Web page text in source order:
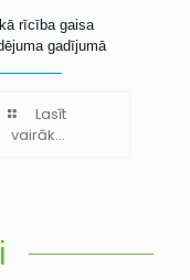
rīcība gaisa
gadījumā
Lasīt
vairāk...